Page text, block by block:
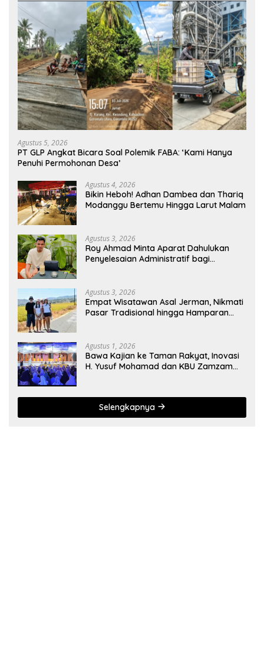
Agustus 5, 2026
PT GLP Angkat Bicara Soal Polemik FABA: ‘Kami Hanya
Penuhi Permohonan Desa’
Agustus 4, 2026
Bikin Heboh! Adhan Dambea dan Thariq
Modanggu Bertemu Hingga Larut Malam
Agustus 3, 2026
Roy Ahmad Minta Aparat Dahulukan
Penyelesaian Administratif bagi
Agustus 3, 2026
Empat Wisatawan Asal Jerman, Nikmati
Pasar Tradisional hingga Hamparan
Agustus 1, 2026
Bawa Kajian ke Taman Rakyat, Inovasi
H. Yusuf Mohamad dan KBU Zamzam
Selengkapnya